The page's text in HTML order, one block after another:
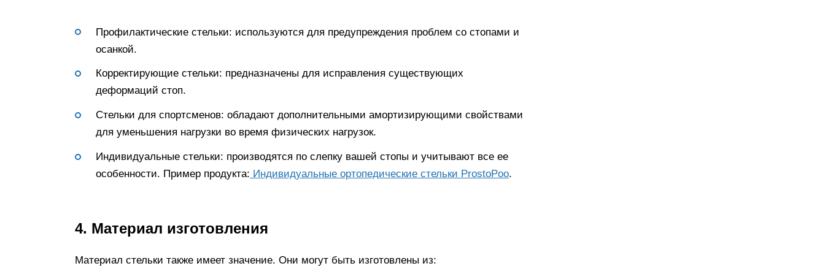
Профилактические стельки: используются для предупреждения проблем со стопами и
осанкой.
Корректирующие стельки: предназначены для исправления существующих
деформаций стоп.
Стельки для спортсменов: обладают дополнительными амортизирующими свойствами
для уменьшения нагрузки во время физических нагрузок.
Индивидуальные стельки: производятся по слепку вашей стопы и учитывают все ее
особенности. Пример продукта: Индивидуальные ортопедические стельки ProstoPoo.
4. Материал изготовления
Материал стельки также имеет значение. Они могут быть изготовлены из: